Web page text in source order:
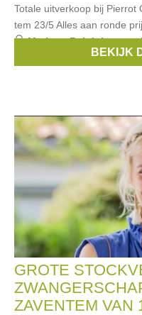
Totale uitverkoop bij Pierrot
tem 23/5 Alles aan ronde
Merken:Ralph Lauren,
BEKIJK
GROTE
ZAVENTEM VAN